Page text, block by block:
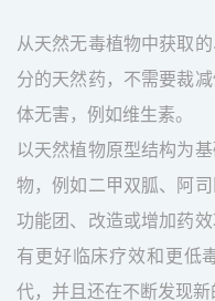
从天然无毒植物中获取
分的天然药，不需要裁
体无害，例如维生素。
以天然植物原型结构为
物，例如二甲双胍、阿
功能团、改造或增加药
有更好临床疗效和更低
代，并且还在不断发现